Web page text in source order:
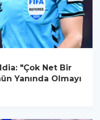
"Çok Net Bir
Yanında Olmayı